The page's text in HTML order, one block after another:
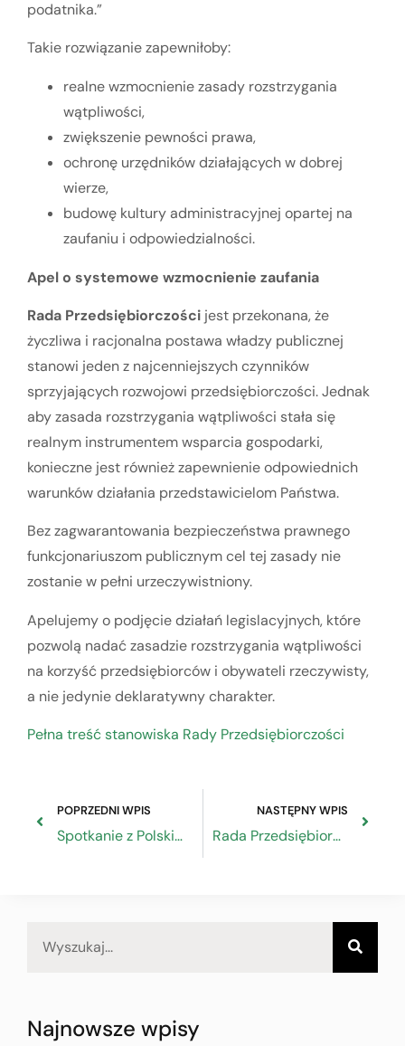
podatnika.”
Takie rozwiązanie zapewniłoby:
realne wzmocnienie zasady rozstrzygania
wątpliwości,
zwiększenie pewności prawa,
ochronę urzędników działających w dobrej
wierze,
budowę kultury administracyjnej opartej na
zaufaniu i odpowiedzialności.
Apel o systemowe wzmocnienie zaufania
Rada Przedsiębiorczości jest przekonana, że
życzliwa i racjonalna postawa władzy publicznej
stanowi jeden z najcenniejszych czynników
sprzyjających rozwojowi przedsiębiorczości. Jednak
aby zasada rozstrzygania wątpliwości stała się
realnym instrumentem wsparcia gospodarki,
konieczne jest również zapewnienie odpowiednich
warunków działania przedstawicielom Państwa.
Bez zagwarantowania bezpieczeństwa prawnego
funkcjonariuszom publicznym cel tej zasady nie
zostanie w pełni urzeczywistniony.
Apelujemy o podjęcie działań legislacyjnych, które
pozwolą nadać zasadzie rozstrzygania wątpliwości
na korzyść przedsiębiorców i obywateli rzeczywisty,
a nie jedynie deklaratywny charakter.
Pełna treść stanowiska Rady Przedsiębiorczości
POPRZEDNI WPIS
Spotkanie z Polskim Związkiem Jeździeckim
NASTĘPNY WPIS
Rada Przedsiębiorczości pozytywnie o projekcie ustawy SAFE
Najnowsze wpisy